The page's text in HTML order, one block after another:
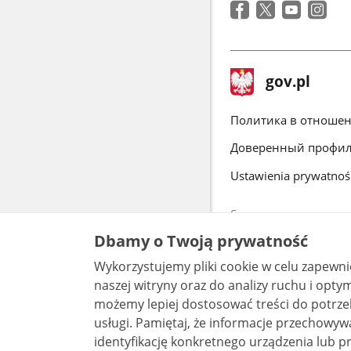
stopka
gov.pl Главная
gov.pl
gov.pl
Политика в
Доверенный
Ustawienia
Страницы, доступные в
отправленные вопросы.
Весь
Commons
Dbamy o Twoją prywatność
Wykorzystujemy pliki cookie w celu
naszej witryny oraz do analizy ruchu i
możemy lepiej dostosować treści do
usługi. Pamiętaj, że informacje przechowywane w plikach cookie mogą pozwalać na
identyfikację konkretnego urządzenia lub